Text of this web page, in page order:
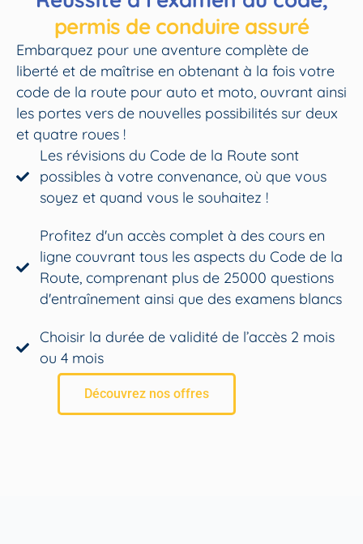
permis de conduire assuré
Embarquez pour une aventure complète de
liberté et de maîtrise en obtenant à la fois votre
code de la route pour auto et moto, ouvrant ainsi
les portes vers de nouvelles possibilités sur deux
et quatre roues !
Les révisions du Code de la Route sont
possibles à votre convenance, où que vous
soyez et quand vous le souhaitez !
Profitez d'un accès complet à des cours en
ligne couvrant tous les aspects du Code de la
Route, comprenant plus de 25000 questions
d'entraînement ainsi que des examens blancs
Choisir la durée de validité de l’accès 2 mois
ou 4 mois
Découvrez nos offres